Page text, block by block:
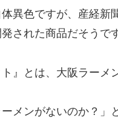
異色ですが、産経
された商品だそうです
』とは、大阪ラーメ
ーメンがないのか？